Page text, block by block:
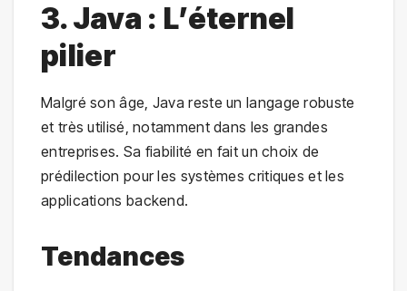
3. Java : L’éternel
pilier
Malgré son âge, Java reste un langage robuste
et très utilisé, notamment dans les grandes
entreprises. Sa fiabilité en fait un choix de
prédilection pour les systèmes critiques et les
applications backend.
Tendances